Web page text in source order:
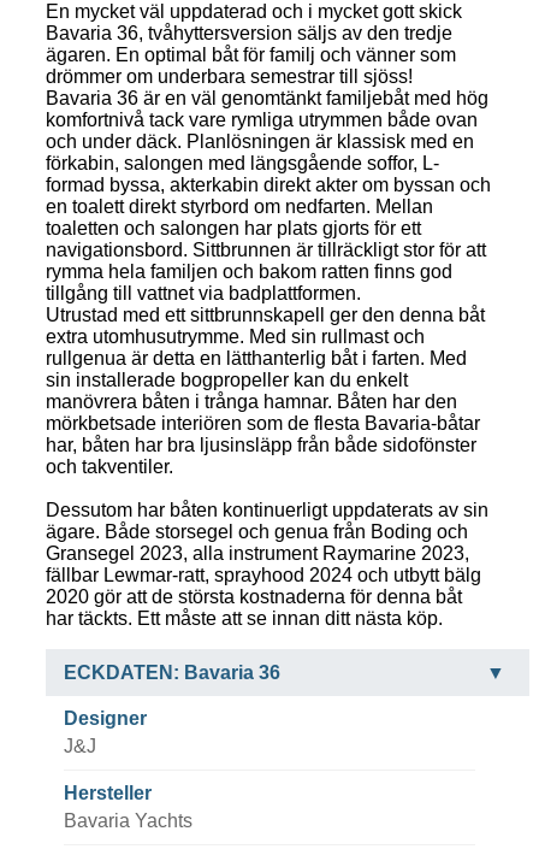
En mycket väl uppdaterad och i mycket gott skick
Bavaria 36, tvåhyttersversion säljs av den tredje
ägaren. En optimal båt för familj och vänner som
drömmer om underbara semestrar till sjöss!
Bavaria 36 är en väl genomtänkt familjebåt med hög
komfortnivå tack vare rymliga utrymmen både ovan
och under däck. Planlösningen är klassisk med en
förkabin, salongen med längsgående soffor, L-
formad byssa, akterkabin direkt akter om byssan och
en toalett direkt styrbord om nedfarten. Mellan
toaletten och salongen har plats gjorts för ett
navigationsbord. Sittbrunnen är tillräckligt stor för att
rymma hela familjen och bakom ratten finns god
tillgång till vattnet via badplattformen.
Utrustad med ett sittbrunnskapell ger den denna båt
extra utomhusutrymme. Med sin rullmast och
rullgenua är detta en lätthanterlig båt i farten. Med
sin installerade bogpropeller kan du enkelt
manövrera båten i trånga hamnar. Båten har den
mörkbetsade interiören som de flesta Bavaria-båtar
har, båten har bra ljusinsläpp från både sidofönster
och takventiler.
Dessutom har båten kontinuerligt uppdaterats av sin
ägare. Både storsegel och genua från Boding och
Gransegel 2023, alla instrument Raymarine 2023,
fällbar Lewmar-ratt, sprayhood 2024 och utbytt bälg
2020 gör att de största kostnaderna för denna båt
har täckts. Ett måste att se innan ditt nästa köp.
ECKDATEN: Bavaria 36
Designer
J&J
Hersteller
Bavaria Yachts